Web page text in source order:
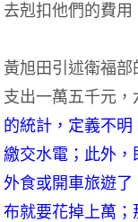
去剋扣他們的費用
黃旭田引述衛福部
支出一萬五千元
的統計，定義不
繳交水電；此外，
外食或開車旅遊
布就要花掉上萬